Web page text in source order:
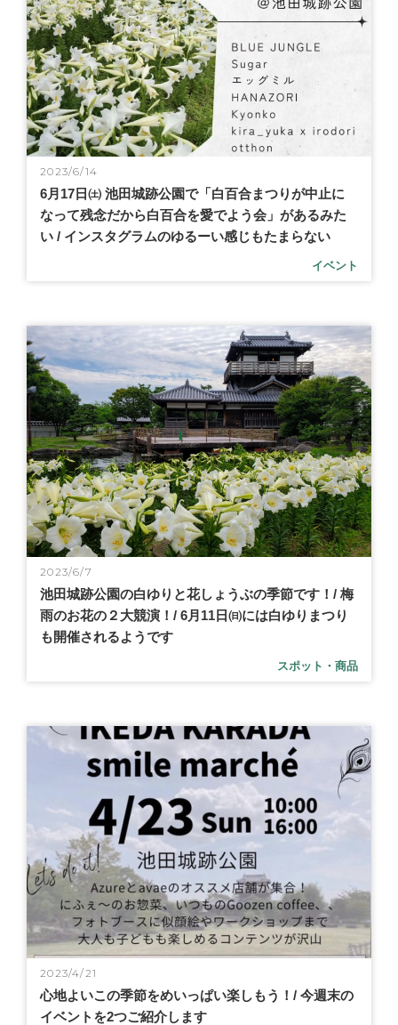
2023/6/14
6月17日㈯ 池田城跡公園で「白百合まつりが中止に
なって残念だから白百合を愛でよう会」があるみた
い / インスタグラムのゆるーい感じもたまらない
イベント
2023/6/7
池田城跡公園の白ゆりと花しょうぶの季節です！/ 梅
雨のお花の２大競演！/ 6月11日㈰には白ゆりまつり
も開催されるようです
スポット・商品
2023/4/21
心地よいこの季節をめいっぱい楽しもう！/ 今週末の
イベントを2つご紹介します